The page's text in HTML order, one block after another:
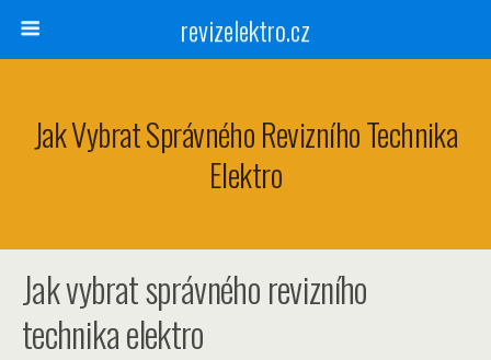
revizelektro.cz
Jak Vybrat Správného Revizního Technika
Elektro
Jak vybrat správného revizního
technika elektro